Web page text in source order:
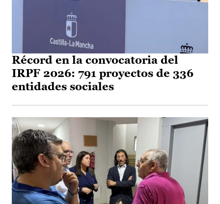
Récord en la convocatoria del
IRPF 2026: 791 proyectos de 336
entidades sociales